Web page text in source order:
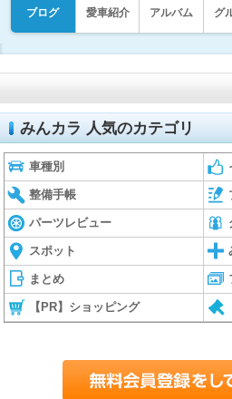
ブログ 愛車紹介 アルバム グ
みんカラ 人気のカテゴリ
車種別
整備手帳
パーツレビュー
スポット
まとめ
【PR】ショッピング